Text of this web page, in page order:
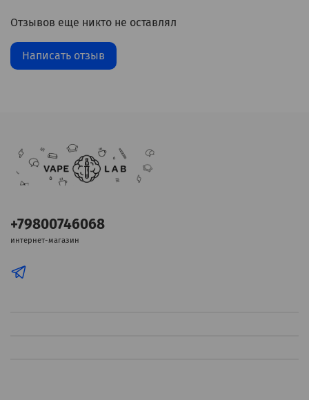
Отзывов еще никто не оставлял
Написать отзыв
+79800746068
интернет-магазин